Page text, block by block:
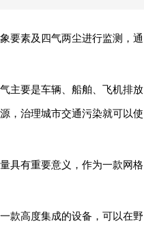
要素及四气两尘进行监测，通
主要是车辆、船舶、飞机排放
，治理城市交通污染就可以使
具有重要意义，作为一款网格
款高度集成的设备，可以在野